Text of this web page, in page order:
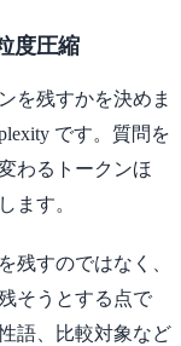
度圧縮
を残すかを決めま
です。質問を
わるトークンほ
ます。
残すのではなく、
そうとする点で
語、比較対象など